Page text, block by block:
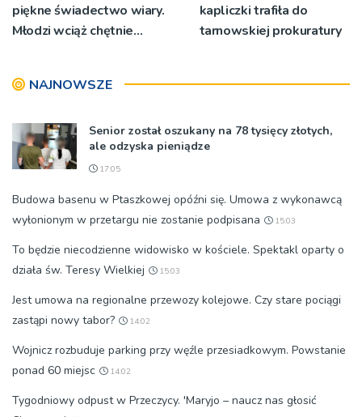
piękne świadectwo wiary.
Młodzi wciąż chętnie
kapliczki trafiła do
tarnowskiej prokuratury
NAJNOWSZE
Senior został oszukany na 78 tysięcy złotych,
ale odzyska pieniądze
17:05
Budowa basenu w Ptaszkowej opóźni się. Umowa z wykonawcą
wyłonionym w przetargu nie zostanie podpisana
15:03
To będzie niecodzienne widowisko w kościele. Spektakl oparty o
działa św. Teresy Wielkiej
15:03
Jest umowa na regionalne przewozy kolejowe. Czy stare pociągi
zastąpi nowy tabor?
14:02
Wojnicz rozbuduje parking przy węźle przesiadkowym. Powstanie
ponad 60 miejsc
14:02
Tygodniowy odpust w Przeczycy. 'Maryjo – naucz nas głosić